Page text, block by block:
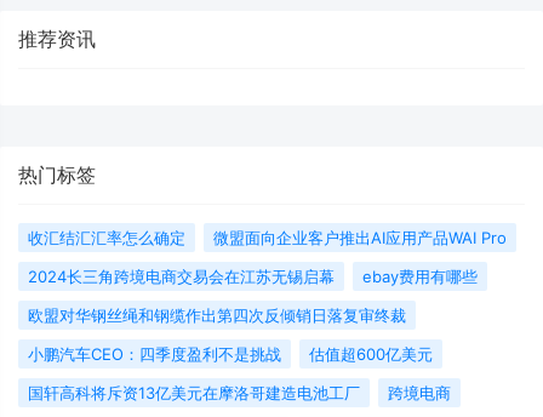
推荐资讯
热门标签
收汇结汇汇率怎么确定
微盟面向企业客户推出AI应用产品WAI Pro
2024长三角跨境电商交易会在江苏无锡启幕
ebay费用有哪些
欧盟对华钢丝绳和钢缆作出第四次反倾销日落复审终裁
小鹏汽车CEO：四季度盈利不是挑战
估值超600亿美元
国轩高科将斥资13亿美元在摩洛哥建造电池工厂
跨境电商